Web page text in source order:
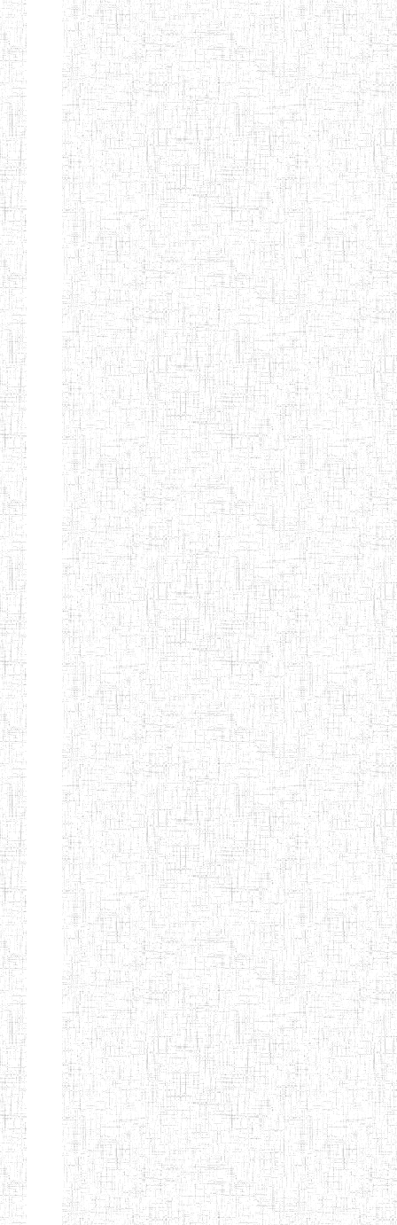
Type
Nature
Arrondissement
Denomination Création Type
ENIEG DE
MBALMAYO
01/08/2000 ENIEG
ENIEG DE
YOKADOUMA
11/07/2012 ENIEG
ENIEG
D'ABONG
MBANG
10/07/1983 ENIEG
ENIEG DE
BATOURI
12/06/2001 ENIEG
ENBIEG DE
BERTOUA
01/08/2001 ENIEG
ENIET DE
BERTOUA
01/08/2012 ENIET
ENIET DE
MAROUA
13/08/2013 ENIET
ENBIEG DE
MAROUA
01/01/1965 ENIEG
ENIEG DE
KOUSSERI
01/09/1997 ENIEG
ENIEG DE
YAGOUA
31/08/2005 ENIEG
ENIEG DE
KAELE
01/09/1984 ENIEG
ENIEG DE
MORA
01/07/2000 ENIEG
ENIEG DE
MOKOLO
24/09/1997 ENIEG